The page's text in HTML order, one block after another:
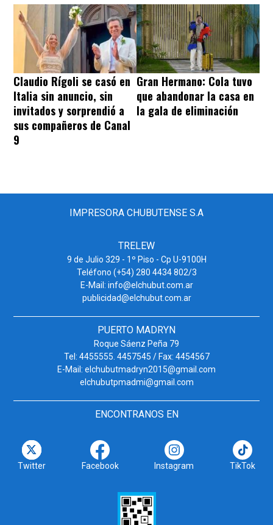
Claudio Rígoli se casó en
Italia sin anuncio, sin
invitados y sorprendió a
sus compañeros de Canal
9
Gran Hermano: Cola tuvo
que abandonar la casa en
la gala de eliminación
IMPRESORA CHUBUTENSE S.A
TRELEW
9 de Julio 329 - 1º Piso - Cp U-9100H
Teléfono (+54) 280 4434 802/3
E-Mail: info@elchubut.com.ar
publicidad@elchubut.com.ar
PUERTO MADRYN
Roque Sáenz Peña 79
Tel: 4455555. 4457545 / Fax: 4454567
E-Mail: elchubutmadryn2015@gmail.com
elchubutpmadmi@gmail.com
ENCONTRANOS EN
Twitter Facebook Instagram TikTok